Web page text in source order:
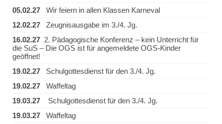
05.02.27 Wir feiern in allen Klassen Karneval
12.02.27 Zeugnisausgabe im 3./4. Jg.
16.02.27 2. Pädagogische Konferenz – kein Unterricht für
die SuS – Die OGS ist für angemeldete OGS-Kinder
geöffnet!
19.02.27 Schulgottesdienst für den 3./4. Jg.
19.02.27 Waffeltag
19.03.27 Schulgottesdienst für den 3./4. Jg.
19.03.27 Waffeltag